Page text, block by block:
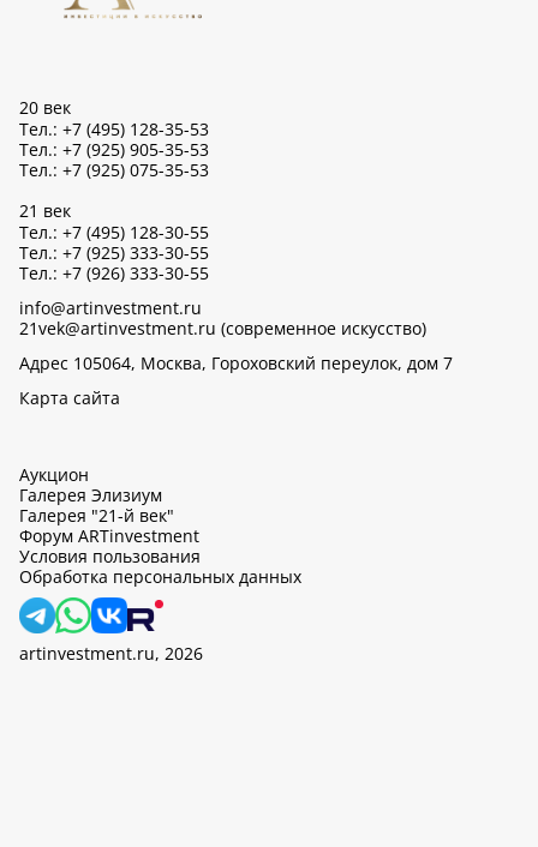
20 век
Тел.: +7 (495) 128-35-53
Тел.: +7 (925) 905-35-53
Тел.: +7 (925) 075-35-53
21 век
Тел.: +7 (495) 128-30-55
Тел.: +7 (925) 333-30-55
Тел.: +7 (926) 333-30-55
info@artinvestment.ru
21vek@artinvestment.ru (современное искусство)
Адрес 105064, Москва, Гороховский переулок, дом 7
Карта сайта
Аукцион
Галерея Элизиум
Галерея "21-й век"
Форум ARTinvestment
Условия пользования
Обработка персональных данных
artinvestment.ru, 2026